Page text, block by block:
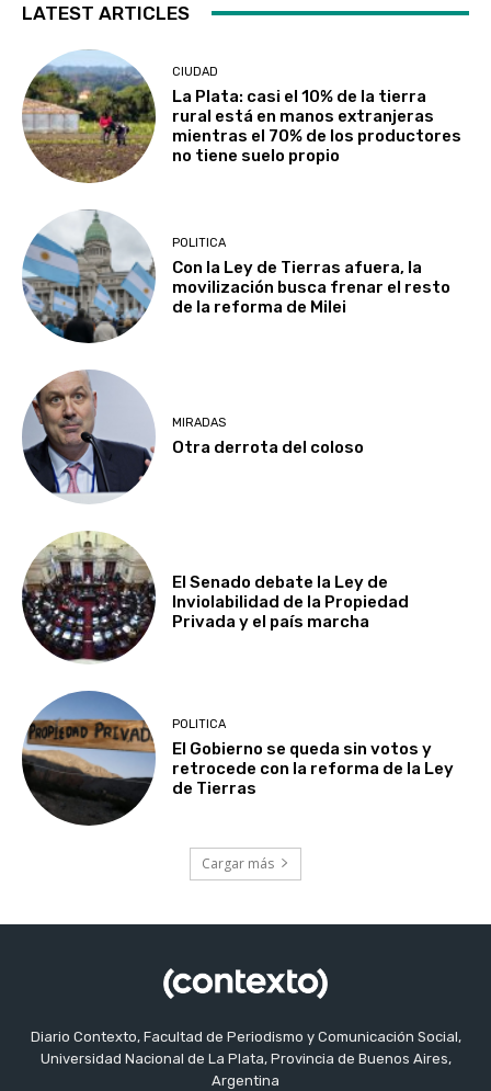
LATEST ARTICLES
CIUDAD
La Plata: casi el 10% de la tierra
rural está en manos extranjeras
mientras el 70% de los productores
no tiene suelo propio
POLITICA
Con la Ley de Tierras afuera, la
movilización busca frenar el resto
de la reforma de Milei
MIRADAS
Otra derrota del coloso
El Senado debate la Ley de
Inviolabilidad de la Propiedad
Privada y el país marcha
POLITICA
El Gobierno se queda sin votos y
retrocede con la reforma de la Ley
de Tierras
Cargar más
Diario Contexto, Facultad de Periodismo y Comunicación Social,
Universidad Nacional de La Plata, Provincia de Buenos Aires,
Argentina